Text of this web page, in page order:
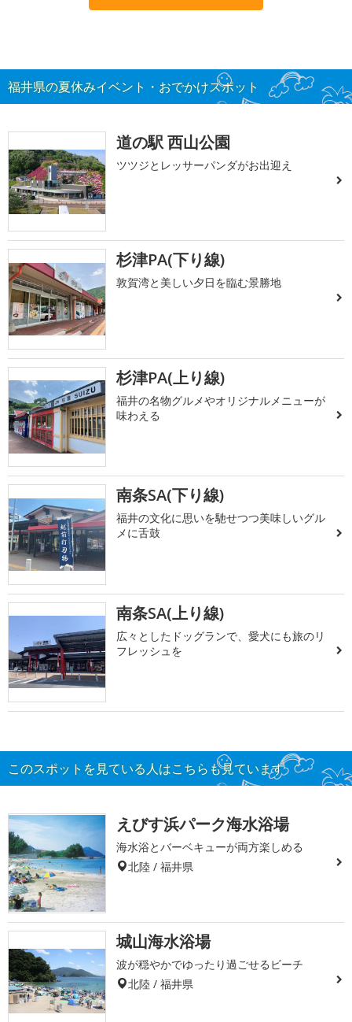
福井県の夏休みイベント・おでかけスポット
道の駅 西山公園
ツツジとレッサーパンダがお出迎え
杉津PA(下り線)
敦賀湾と美しい夕日を臨む景勝地
杉津PA(上り線)
福井の名物グルメやオリジナルメニューが
味わえる
南条SA(下り線)
福井の文化に思いを馳せつつ美味しいグル
メに舌鼓
南条SA(上り線)
広々としたドッグランで、愛犬にも旅のリ
フレッシュを
このスポットを見ている人はこちらも見ています
えびす浜パーク海水浴場
海水浴とバーベキューが両方楽しめる
北陸 / 福井県
城山海水浴場
波が穏やかでゆったり過ごせるビーチ
北陸 / 福井県